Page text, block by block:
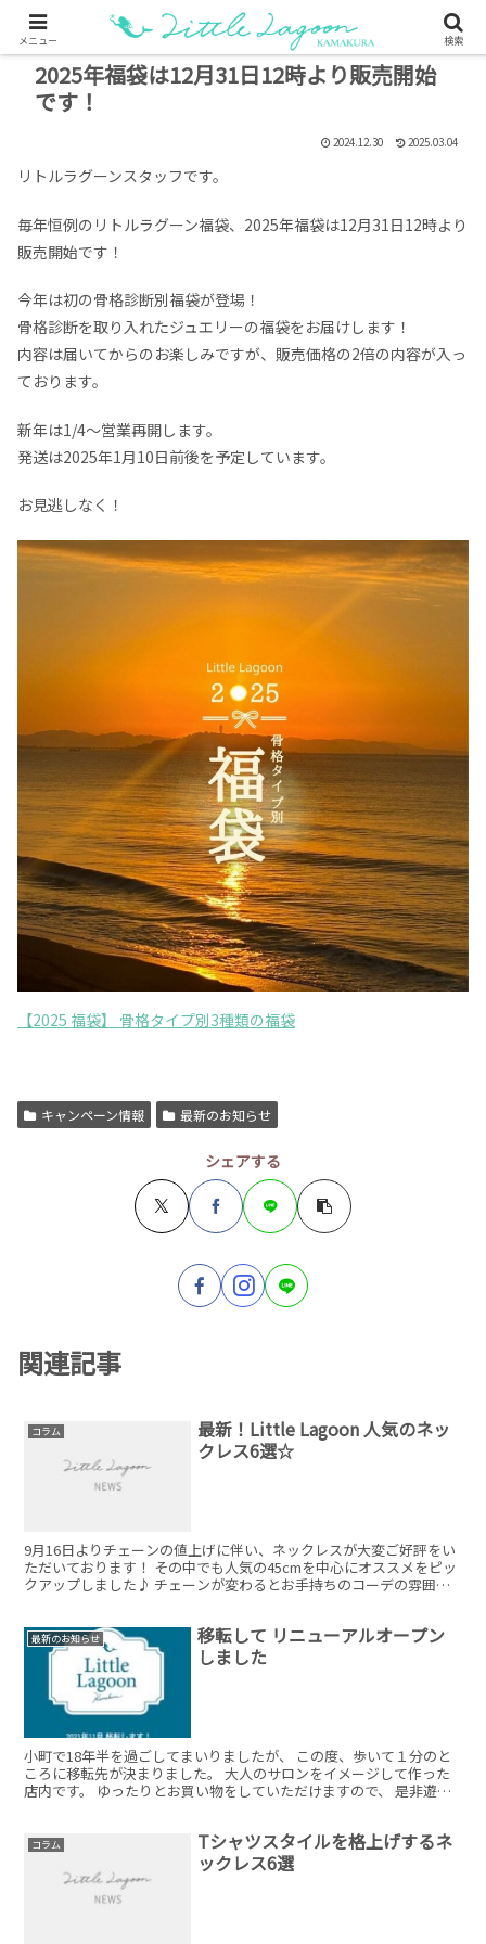
2025年福袋は12月31日12時より販売開始
です！
2024.12.30 2025.03.04
リトルラグーンスタッフです。
毎年恒例のリトルラグーン福袋、2025年福袋は12月31日12時より
販売開始です！
今年は初の骨格診断別福袋が登場！
骨格診断を取り入れたジュエリーの福袋をお届けします！
内容は届いてからのお楽しみですが、販売価格の2倍の内容が入っ
ております。
新年は1/4～営業再開します。
発送は2025年1月10日前後を予定しています。
お見逃しなく！
【2025 福袋】 骨格タイプ別3種類の福袋
キャンペーン情報 最新のお知らせ
シェアする
関連記事
コラム
最新！Little Lagoon 人気のネッ
クレス6選☆
9月16日よりチェーンの値上げに伴い、ネックレスが大変ご好評をい
ただいております！ その中でも人気の45cmを中心にオススメをピッ
クアップしました♪ チェーンが変わるとお手持ちのコーデの雰囲気
最新のお知らせ
移転して リニューアルオープン
しました
小町で18年半を過ごしてまいりましたが、 この度、歩いて１分のと
ころに移転先が決まりました。 大人のサロンをイメージして作った
店内です。 ゆったりとお買い物をしていただけますので、 是非遊び
コラム
Tシャツスタイルを格上げするネ
ックレス6選
メニュー 検索